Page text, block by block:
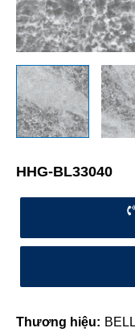
HHG-BL33040
Thương hiệu: